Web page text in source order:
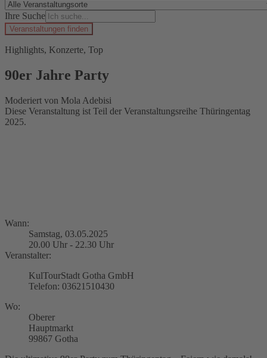
Ihre Suche
Veranstaltungen finden
Highlights, Konzerte, Top
90er Jahre Party
Moderiert von Mola Adebisi
Diese Veranstaltung ist Teil der Veranstaltungsreihe Thüringentag
2025.
Wann:
Samstag, 03.05.2025
20.00 Uhr - 22.30 Uhr
Veranstalter:
KulTourStadt Gotha GmbH
Telefon: 03621510430
Wo:
Oberer
Hauptmarkt
99867 Gotha